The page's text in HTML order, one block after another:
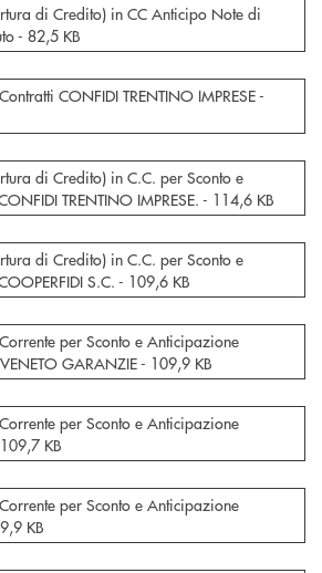
in una nuova finestra
di Credito) in CC Anticipo Note di
- 82,5 KB
in una nuova finestra
CONFIDI TRENTINO IMPRESE -
in una nuova finestra
di Credito) in C.C. per Sconto e
TRENTINO IMPRESE. - 114,6 KB
in una nuova finestra
di Credito) in C.C. per Sconto e
S.C. - 109,6 KB
in una nuova finestra
per Sconto e Anticipazione
GARANZIE - 109,9 KB
in una nuova finestra
per Sconto e Anticipazione
109,7 KB
in una nuova finestra
per Sconto e Anticipazione
KB